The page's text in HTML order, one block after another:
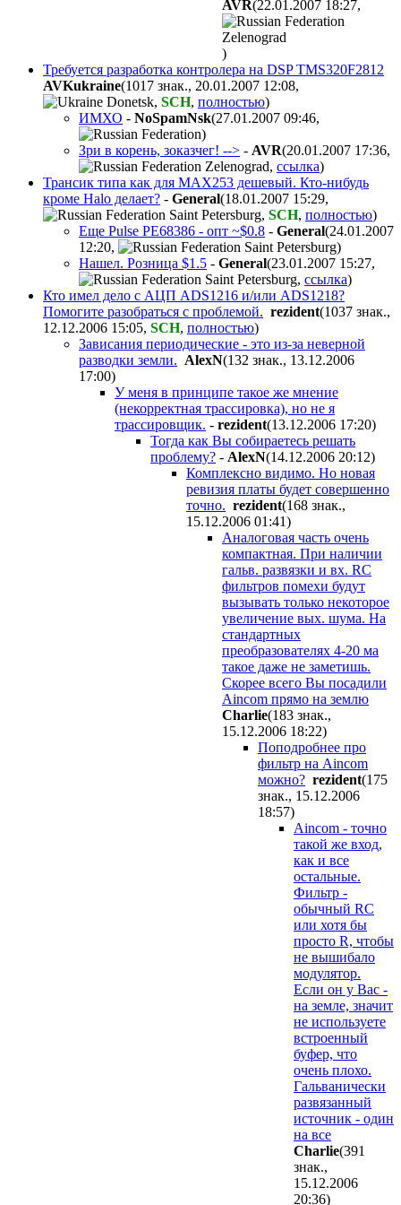
AVR(22.01.2007 18:27,
)
Требуется разработка контролера на DSP TMS320F2812
AVKukraine(1017 знак., 20.01.2007 12:08,
, SCH, полностью)
ИМХО - NoSpamNsk(27.01.2007 09:46,
)
Зри в корень, зоказчег! --> - AVR(20.01.2007 17:36,
, ссылка)
Трансик типа как для MAX253 дешевый. Кто-нибудь
кроме Halo делает? - General(18.01.2007 15:29,
, SCH, полностью)
Еще Pulse PE68386 - опт ~$0.8 - General(24.01.2007
12:20,
)
Нашел. Розница $1.5 - General(23.01.2007 15:27,
, ссылка)
Кто имел дело с АЦП ADS1216 и/или ADS1218?
Помогите разобраться с проблемой. rezident(1037 знак.,
12.12.2006 15:05, SCH, полностью)
Зависания периодические - это из-за неверной
разводки земли. AlexN(132 знак., 13.12.2006
17:00)
У меня в принципе такое же мнение
(некорректная трассировка), но не я
трассировщик. - rezident(13.12.2006 17:20)
Тогда как Вы собираетесь решать
проблему? - AlexN(14.12.2006 20:12)
Комплексно видимо. Но новая
ревизия платы будет совершенно
точно. rezident(168 знак.,
15.12.2006 01:41)
Аналоговая часть очень
компактная. При наличии
гальв. развязки и вх. RC
фильтров помехи будут
вызывать только некоторое
увеличение вых. шума. На
стандартных
преобразователях 4-20 ма
такое даже не заметишь.
Скорее всего Вы посадили
Aincom прямо на землю
Charlie(183 знак.,
15.12.2006 18:22)
Поподробнее про
фильтр на Aincom
можно? rezident(175
знак., 15.12.2006
18:57)
Aincom - точно
такой же вход,
как и все
остальные.
Фильтр -
обычный RC
или хотя бы
просто R, чтобы
не вышибало
модулятор.
Если он у Вас -
на земле, значит
не используете
встроенный
буфер, что
очень плохо.
Гальванически
развязанный
источник - один
на все
Charlie(391
знак.,
15.12.2006
20:36)